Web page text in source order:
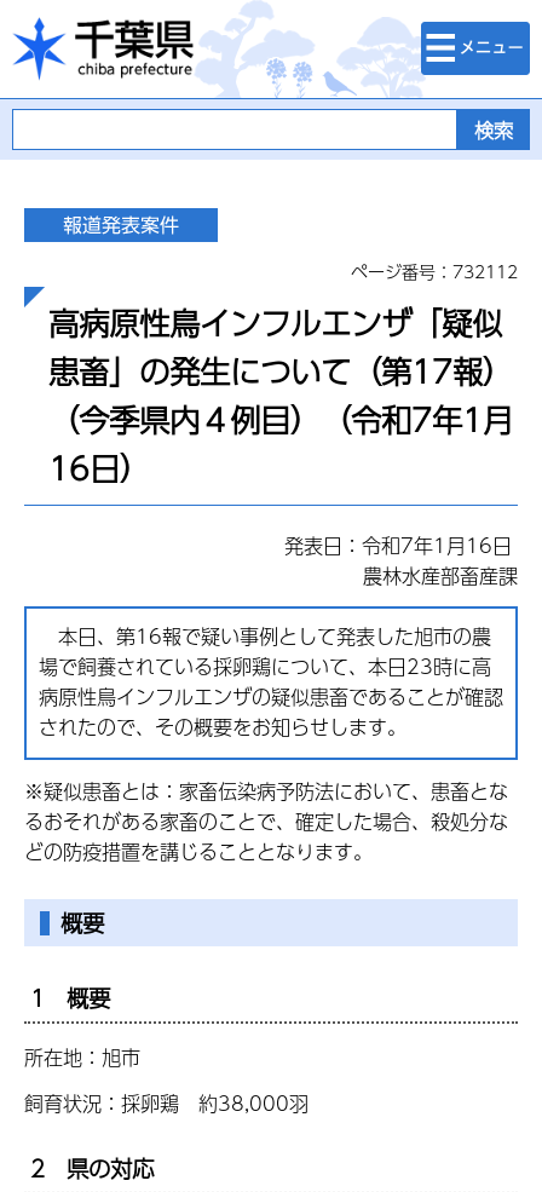
千葉県
検索・メニュ
ー
ページ番号：732112
高病原性鳥インフルエンザ「疑似
患畜」の発生について（第17報）
（今季県内４例目）（令和7年1月
16日）
発表日：令和7年1月16日
農林水産部畜産課
本日、第16報で疑い事例として発表した旭市の農
場で飼養されている採卵鶏について、本日23時に高
病原性鳥インフルエンザの疑似患畜であることが確認
されたので、その概要をお知らせします。
※疑似患畜とは：家畜伝染病予防法において、患畜とな
るおそれがある家畜のことで、確定した場合、殺処分な
どの防疫措置を講じることとなります。
概要
1 概要
所在地：旭市
飼育状況：採卵鶏 約38,000羽
2 県の対応